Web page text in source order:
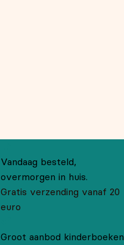
Vandaag besteld,
overmorgen in huis.
Gratis verzending vanaf 20
euro
Groot aanbod kinderboeken